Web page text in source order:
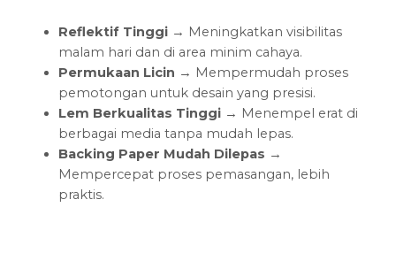
Reflektif Tinggi → Meningkatkan visibilitas
malam hari dan di area minim cahaya.
Permukaan Licin → Mempermudah proses
pemotongan untuk desain yang presisi.
Lem Berkualitas Tinggi → Menempel erat di
berbagai media tanpa mudah lepas.
Backing Paper Mudah Dilepas →
Mempercepat proses pemasangan, lebih
praktis.